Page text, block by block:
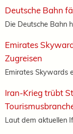
Deutsche Bahn
Die Deutsche Bahn
Emirates
Zugreisen
Emirates Skywards
Iran-Krieg trübt
Laut dem aktuellen